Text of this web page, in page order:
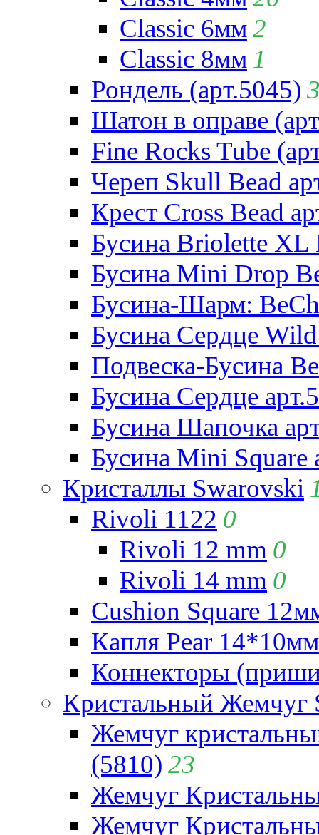
Classic 6мм2
Classic 8мм 1
Рондель (арт.5045)
Шатон в оправе
Fine Rocks Tube
Череп Skull Bead
Крест Cross Bead
Бусина Briolette XL
Бусина Mini Drop
Бусина-Шарм:
Бусина Сердце
Подвеска-Бусина
Бусина Сердце
Бусина Шапочка
Бусина Mini Square
Кристаллы Swarovski
Rivoli 1122 0
Rivoli 12 mm 0
Rivoli 14 mm 0
Cushion Square
Капля Pear
Коннекторы
Кристальный Жемчуг
Жемчуг
(5810) 23
Жемчуг
Жемчуг